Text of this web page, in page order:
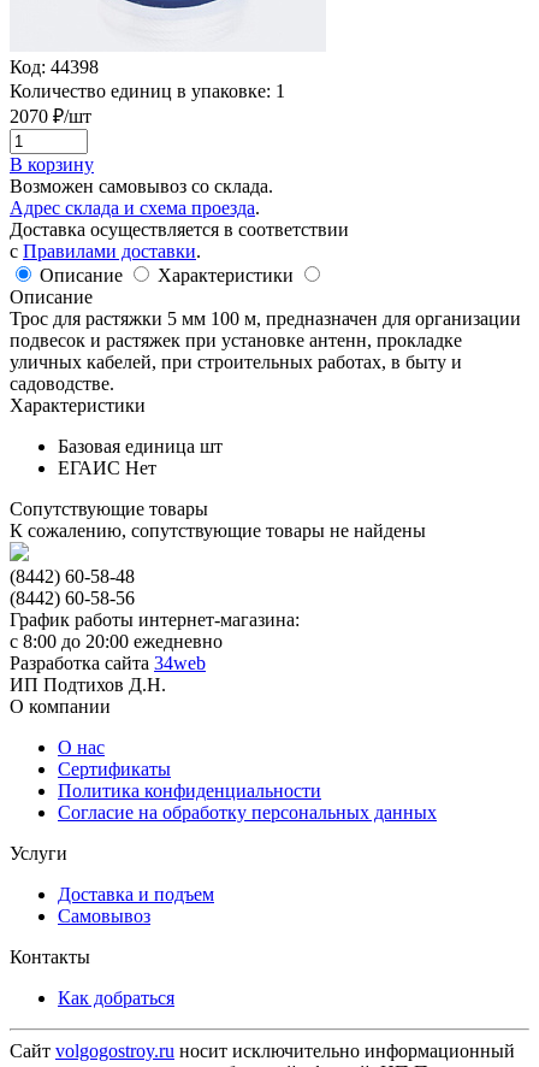
Код: 44398
Количество единиц в упаковке: 1
2070 ₽/шт
В корзину
Возможен самовывоз со склада.
Адрес склада и схема проезда.
Доставка осуществляется в соответствии
с Правилами доставки.
Описание
Характеристики
Описание
Трос для растяжки 5 мм 100 м, предназначен для организации
подвесок и растяжек при установке антенн, прокладке
уличных кабелей, при строительных работах, в быту и
садоводстве.
Характеристики
Базовая единица шт
ЕГАИС Нет
Сопутствующие товары
К сожалению, сопутствующие товары не найдены
(8442) 60-58-48
(8442) 60-58-56
График работы интернет-магазина:
с 8:00 до 20:00 ежедневно
Разработка сайта 34web
ИП Подтихов Д.Н.
О компании
О нас
Сертификаты
Политика конфиденциальности
Согласие на обработку персональных данных
Услуги
Доставка и подъем
Самовывоз
Контакты
Как добраться
Сайт volgogostroy.ru носит исключительно информационный